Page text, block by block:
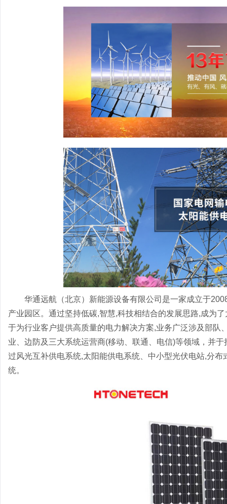
华通远航（北京）新能源设备有限公司是一家成立于
产业园区。通过坚持低碳,智慧,科技相结合的发展思路,成为
于为行业客户提供高质量的电力解决方案,业务广泛涉及部队
业、边防及三大系统运营商(移动、联通、电信)等领域，并
过风光互补供电系统,太阳能供电系统、中小型光伏电站,分
统。